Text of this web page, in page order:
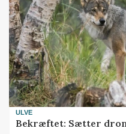
ULVE
Bekræftet: Sætter